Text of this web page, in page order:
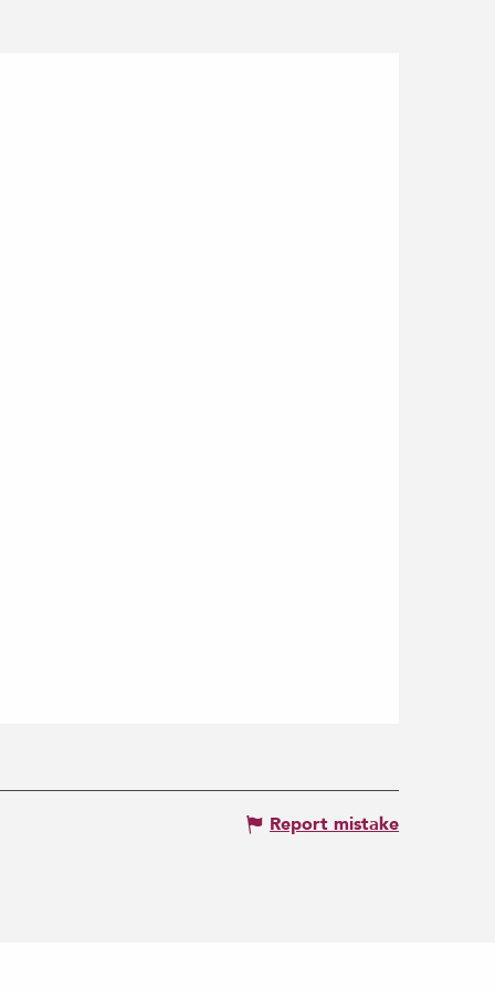
Report mistake